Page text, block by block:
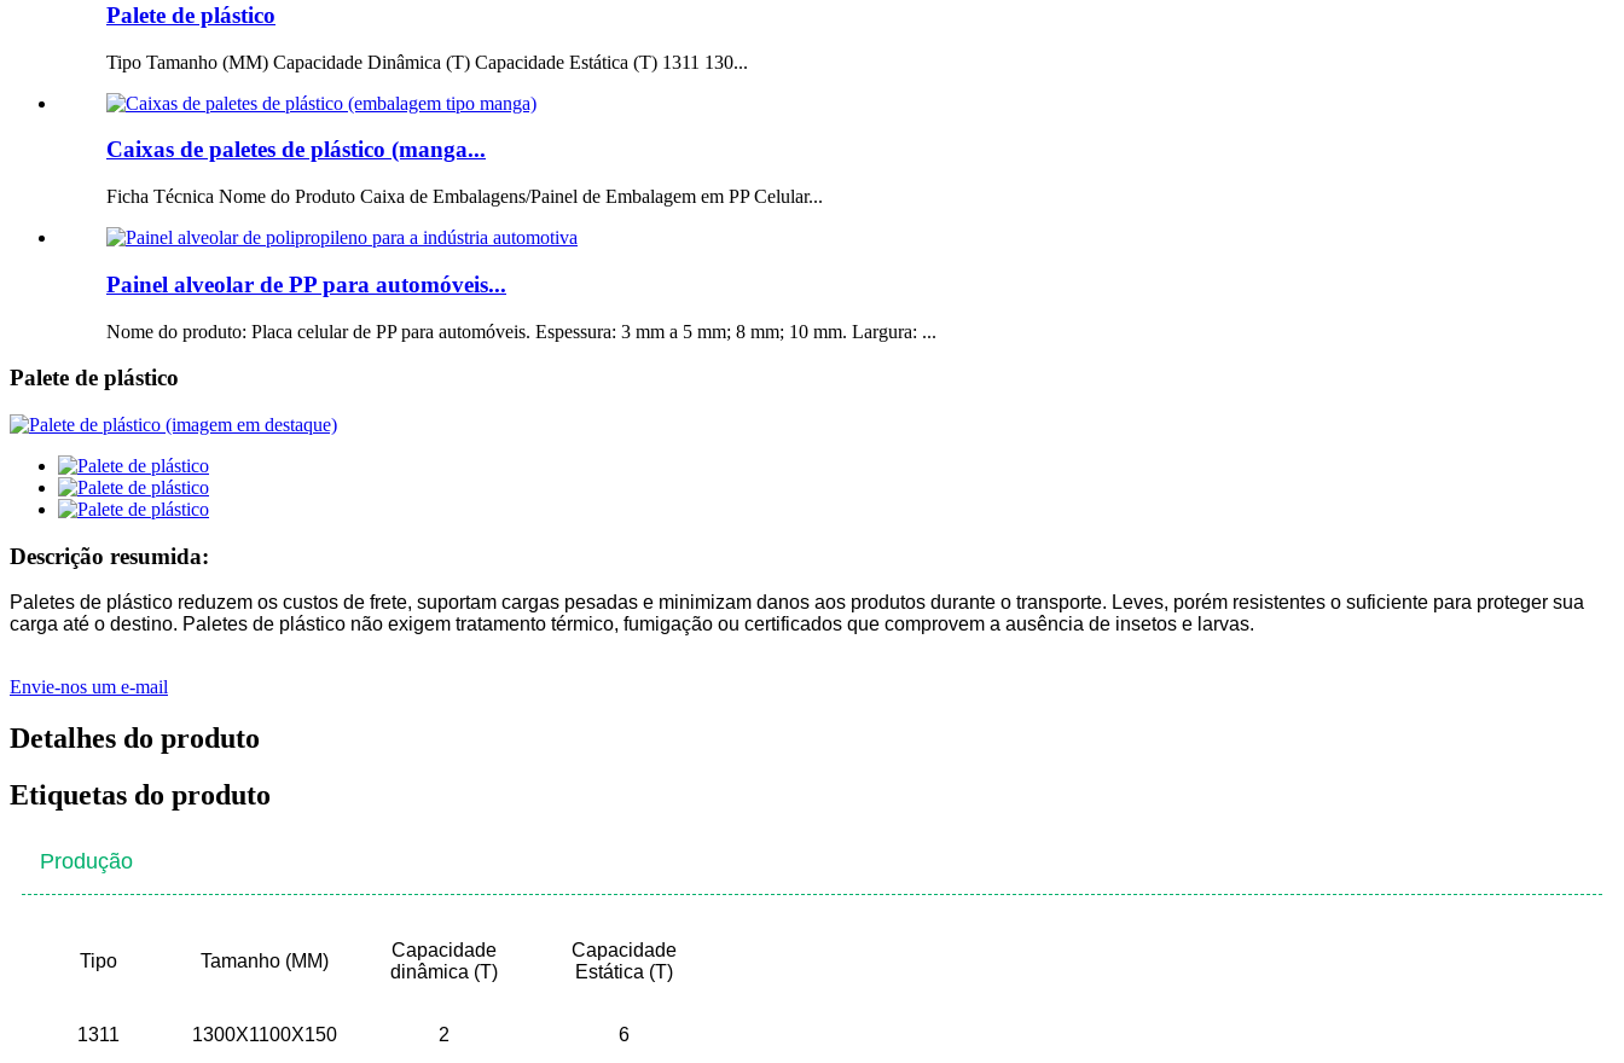
Palete de plástico
Tipo Tamanho (MM) Capacidade Dinâmica (T) Capacidade Estática (T) 1311 130...
Caixas de paletes de plástico (manga...
Ficha Técnica Nome do Produto Caixa de Embalagens/Painel de Embalagem em PP Celular...
Painel alveolar de PP para automóveis...
Nome do produto: Placa celular de PP para automóveis. Espessura: 3 mm a 5 mm; 8 mm; 10 mm. Largura: ...
Palete de plástico
Descrição resumida:
Paletes de plástico reduzem os custos de frete, suportam cargas pesadas e minimizam danos aos produtos durante o transporte. Leves, porém resistentes o suficiente para proteger sua
carga até o destino. Paletes de plástico não exigem tratamento térmico, fumigação ou certificados que comprovem a ausência de insetos e larvas.
Envie-nos um e-mail
Detalhes do produto
Etiquetas do produto
Produção
Tipo Tamanho (MM)
Capacidade
dinâmica (T)
Capacidade
Estática (T)
1311 1300X1100X150 2 6